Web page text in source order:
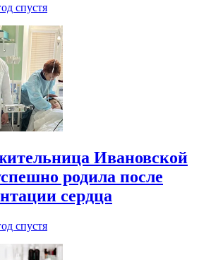
спустя
Ивановской
родила после
сердца
спустя